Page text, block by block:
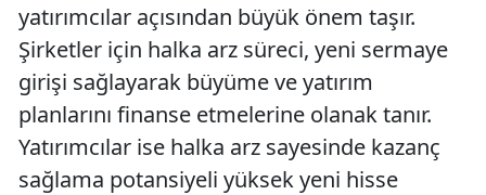
yatırımcılar açısından büyük önem taşır.
Şirketler için halka arz süreci, yeni sermaye
girişi sağlayarak büyüme ve yatırım
planlarını finanse etmelerine olanak tanır.
Yatırımcılar ise halka arz sayesinde kazanç
sağlama potansiyeli yüksek yeni hisse